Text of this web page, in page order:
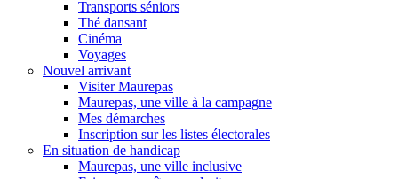
Transports séniors
Thé dansant
Cinéma
Voyages
Nouvel arrivant
Visiter Maurepas
Maurepas, une ville à la campagne
Mes démarches
Inscription sur les listes électorales
En situation de handicap
Maurepas, une ville inclusive